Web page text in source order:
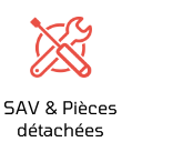
SAV & Pièces
détachées